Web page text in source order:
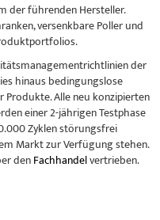
der führenden Hersteller.
versenkbare Poller und
der
hinaus bedingungslose
Alle neu konzipierten
einer 2-jährigen Testphase
Zyklen störungsfrei
Markt zur Verfügung stehen.
denFachhandelvertrieben.